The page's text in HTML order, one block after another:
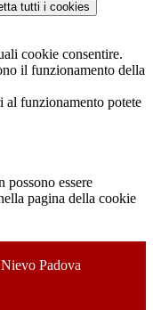
tutti i cookies
cookie consentire.
il funzionamento della
al funzionamento potete
possono essere
pagina della cookie
Padova